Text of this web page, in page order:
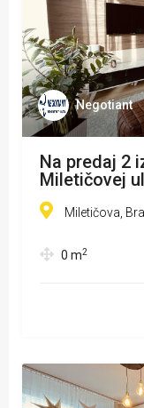
Negotiant
Na predaj 2
Miletičovej
Miletičova,
0 m2